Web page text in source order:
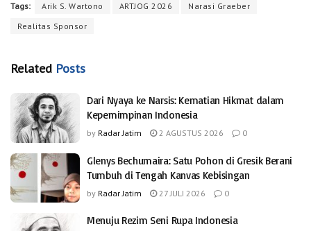
Tags: Arik S. Wartono ARTJOG 2026
Narasi Graeber
Realitas Sponsor
Related Posts
Dari Nyaya ke Narsis: Kematian Hikmat dalam
Kepemimpinan Indonesia
by Radar Jatim 2 AGUSTUS 2026 0
Glenys Bechumaira: Satu Pohon di Gresik Berani
Tumbuh di Tengah Kanvas Kebisingan
by Radar Jatim 27 JULI 2026 0
Menuju Rezim Seni Rupa Indonesia